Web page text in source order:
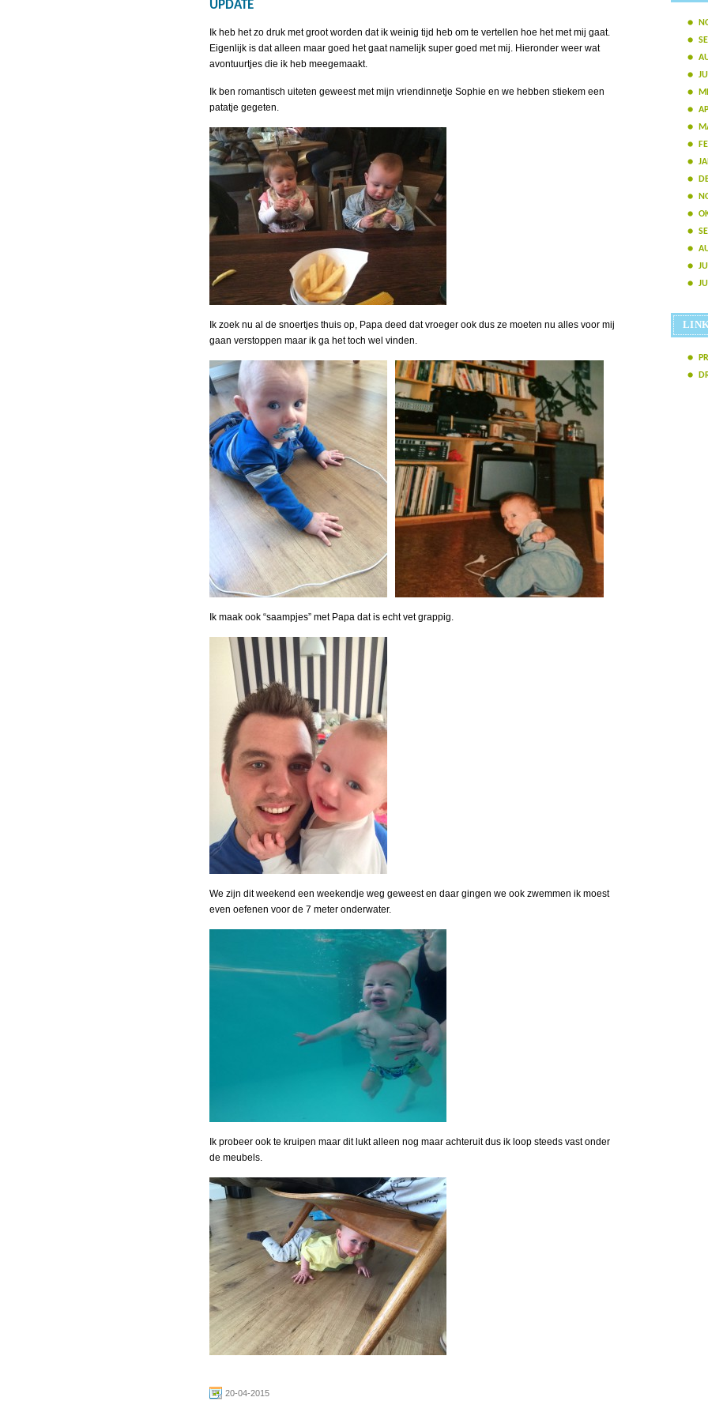
UPDATE
Ik heb het zo druk met groot worden dat ik weinig tijd heb om te vertellen hoe het met mij gaat.
Eigenlijk is dat alleen maar goed het gaat namelijk super goed met mij. Hieronder weer wat
avontuurtjes die ik heb meegemaakt.
Ik ben romantisch uiteten geweest met mijn vriendinnetje Sophie en we hebben stiekem een
patatje gegeten.
Ik zoek nu al de snoertjes thuis op, Papa deed dat vroeger ook dus ze moeten nu alles voor mij
gaan verstoppen maar ik ga het toch wel vinden.
Ik maak ook “saampjes” met Papa dat is echt vet grappig.
We zijn dit weekend een weekendje weg geweest en daar gingen we ook zwemmen ik moest
even oefenen voor de 7 meter onderwater.
Ik probeer ook te kruipen maar dit lukt alleen nog maar achteruit dus ik loop steeds vast onder
de meubels.
20-04-2015